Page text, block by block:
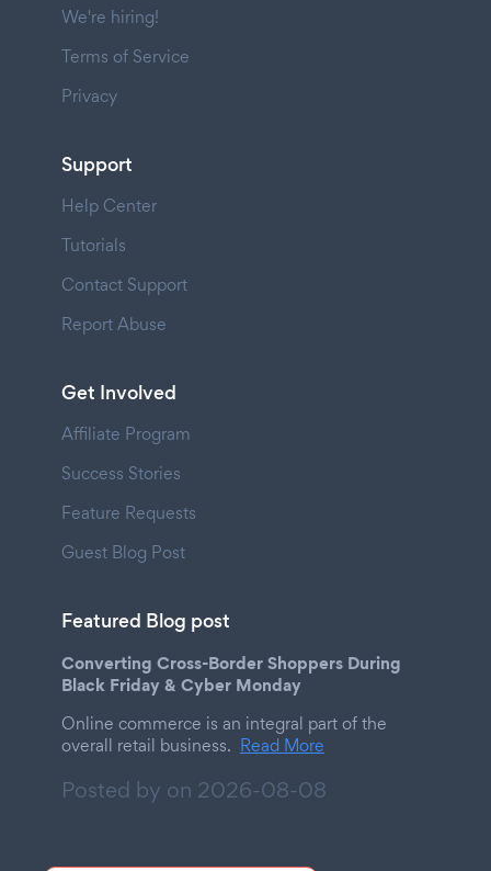
We're hiring!
Terms of Service
Privacy
Support
Help Center
Tutorials
Contact Support
Report Abuse
Get Involved
Affiliate Program
Success Stories
Feature Requests
Guest Blog Post
Featured Blog post
Converting Cross-Border Shoppers During
Black Friday & Cyber Monday
Online commerce is an integral part of the
overall retail business. Read More
Posted by on 2026-08-08